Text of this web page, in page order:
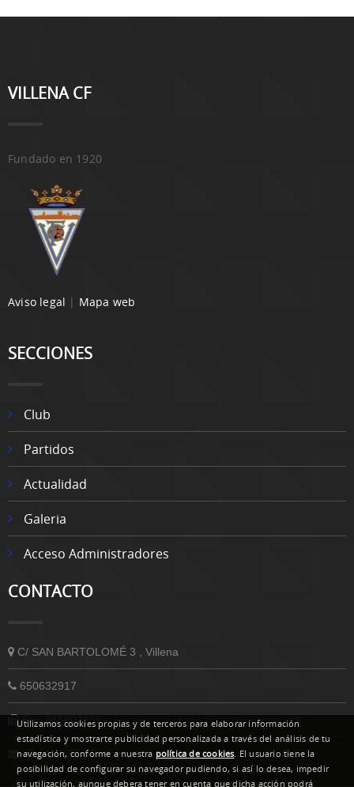
VILLENA CF
Fundado en 1920
Aviso legal | Mapa web
SECCIONES
Club
Partidos
Actualidad
Galeria
Acceso Administradores
CONTACTO
C/ SAN BARTOLOMÉ 3 , Villena
650632917
Fax-965802636
villenacf@gmail.com
Utilizamos cookies propias y de terceros para elaborar información
estadística y mostrarte publicidad personalizada a través del análisis de tu
navegación, conforme a nuestra política de cookies . El usuario tiene la
posibilidad de configurar su navegador pudiendo, si así lo desea, impedir
su utilización, aunque debera tener en cuenta que dicha acción podrá